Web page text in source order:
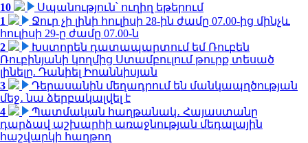
10
Սպանություն՝ ուղիղ եթերում
1
Ջուր չի լինի հուլիսի 28-ին ժամը 07.00-ից մինչև
հուլիսի 29-ը ժամը 07.00-ն
2
Խստորեն դատապարտում եմ Ռուբեն
Ռուբինյանի կողմից Ստամբուլում թուրք տեսած
լինելը. Դանիել Իոաննիսյան
3
Դերասանին մեղադրում են մանկապղծության
մեջ․ նա ձերբակալվել է
4
Պատմական հաղթանակ․ Հայաստանը
դարձավ աշխարհի առաջնության մեդալային
հաշվարկի հաղթող